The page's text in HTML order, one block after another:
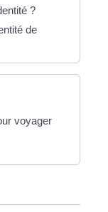
?
de
voyager